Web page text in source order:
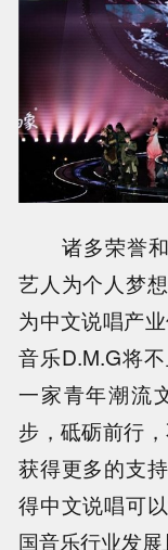
诸多荣誉
艺人为个人梦
为中文说唱产
音乐D.M.G将
一家青年潮流
步，砥砺前行
获得更多的支
得中文说唱可
国音乐行业发展